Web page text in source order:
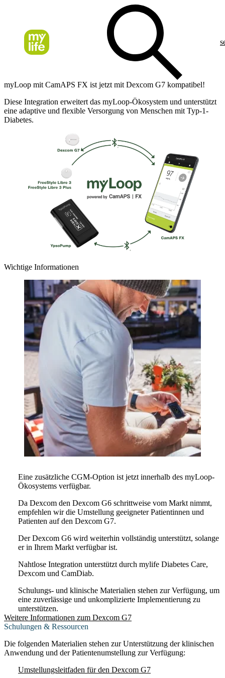
myLoop mit CamAPS FX ist jetzt mit Dexcom G7 kompatibel!
Diese Integration erweitert das myLoop-Ökosystem und unterstützt
eine adaptive und flexible Versorgung von Menschen mit Typ-1-
Diabetes.
Wichtige Informationen
Eine zusätzliche CGM-Option ist jetzt innerhalb des myLoop-
Ökosystems verfügbar.
Da Dexcom den Dexcom G6 schrittweise vom Markt nimmt,
empfehlen wir die Umstellung geeigneter Patientinnen und
Patienten auf den Dexcom G7.
Der Dexcom G6 wird weiterhin vollständig unterstützt, solange
er in Ihrem Markt verfügbar ist.
Nahtlose Integration unterstützt durch mylife Diabetes Care,
Dexcom und CamDiab.
Schulungs- und klinische Materialien stehen zur Verfügung, um
eine zuverlässige und unkomplizierte Implementierung zu
unterstützen.
Weitere Informationen zum Dexcom G7
Schulungen & Ressourcen
Die folgenden Materialien stehen zur Unterstützung der klinischen
Anwendung und der Patientenumstellung zur Verfügung:
Umstellungsleitfaden für den Dexcom G7